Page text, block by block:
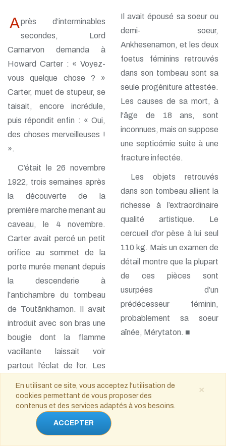
Après d’interminables
secondes, Lord
Carnarvon demanda à
Howard Carter : « Voyez-
vous quelque chose ? »
Carter, muet de stupeur, se
taisait, encore incrédule,
puis répondit enfin : « Oui,
des choses merveilleuses !
».
C’était le 26 novembre
1922, trois semaines après
la découverte de la
première marche menant au
caveau, le 4 novembre.
Carter avait percé un petit
orifice au sommet de la
porte murée menant depuis
la descenderie à
l’antichambre du tombeau
de Toutânkhamon. Il avait
introduit avec son bras une
bougie dont la flamme
vacillante laissait voir
partout l’éclat de l’or. Les
de révéler ce qui reste sans
doute le plus beau trésor
archéologique de
l’Antiquité. Le jeune
Il avait épousé sa soeur ou
demi- soeur,
Ankhesenamon, et les deux
foetus féminins retrouvés
dans son tombeau sont sa
seule progéniture attestée.
Les causes de sa mort, à
l'âge de 18 ans, sont
inconnues, mais on suppose
une septicémie suite à une
fracture infectée.
Les objets retrouvés
dans son tombeau allient la
richesse à l’extraordinaire
qualité artistique. Le
cercueil d’or pèse à lui seul
110 kg. Mais un examen de
détail montre que la plupart
de ces pièces sont
usurpées d’un
prédécesseur féminin,
probablement sa soeur
aînée, Mérytaton. ■
×
En utilisant ce site, vous acceptez l'utilisation de
cookies permettant de vous proposer des
contenus et des services adaptés à vos besoins.
ACCEPTER